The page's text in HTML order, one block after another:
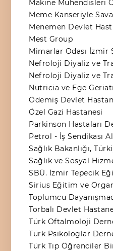
Makine Mühendisleri
Meme Kanseriyle
Menemen Devlet
Mest Group
Mimarlar Odası İzmir
Nefroloji Diyaliz ve
Nefroloji Diyaliz ve
Nutricia ve Ege
Ödemiş Devlet
Özel Gazi Hastanesi
Parkinson Hastaları
Petrol - İş Sendikası
Sağlık Bakanlığı,
Sağlık ve Sosyal
SBÜ. İzmir Tepecik
Sirius Eğitim ve
Toplumcu
Torbalı Devlet
Türk Oftalmoloji
Türk Psikologlar
Türk Tıp Öğrenciler